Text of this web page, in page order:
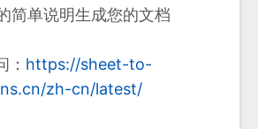
简单说明生成您的文档
： https://sheet-to-
zh-cn/latest/